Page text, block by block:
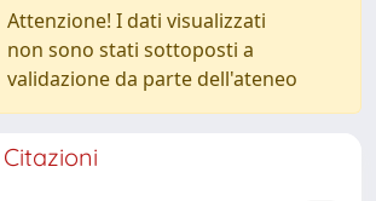
Attenzione! I dati visualizzati
non sono stati sottoposti a
validazione da parte dell'ateneo
Citazioni